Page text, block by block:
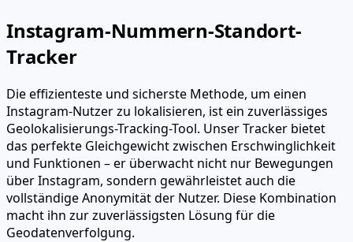
Instagram-Nummern-Standort-
Tracker
Die effizienteste und sicherste Methode, um einen
Instagram-Nutzer zu lokalisieren, ist ein zuverlässiges
Geolokalisierungs-Tracking-Tool. Unser Tracker bietet
das perfekte Gleichgewicht zwischen Erschwinglichkeit
und Funktionen – er überwacht nicht nur Bewegungen
über Instagram, sondern gewährleistet auch die
vollständige Anonymität der Nutzer. Diese Kombination
macht ihn zur zuverlässigsten Lösung für die
Geodatenverfolgung.